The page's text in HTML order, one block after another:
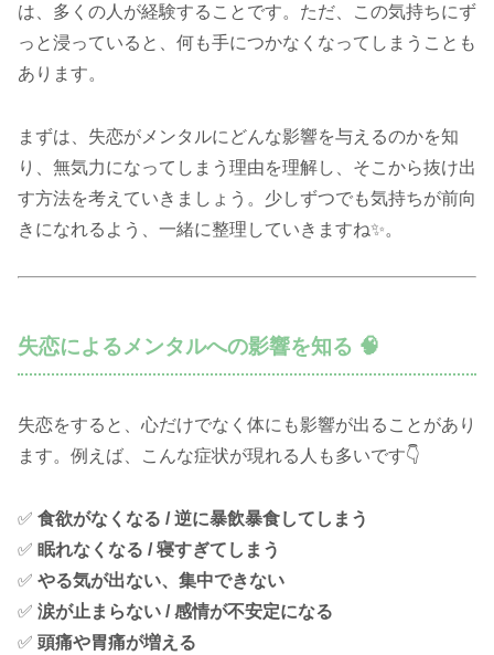
は、多くの人が経験することです。ただ、この気持ちにず
っと浸っていると、何も手につかなくなってしまうことも
あります。
まずは、失恋がメンタルにどんな影響を与えるのかを知
り、無気力になってしまう理由を理解し、そこから抜け出
す方法を考えていきましょう。少しずつでも気持ちが前向
きになれるよう、一緒に整理していきますね✨。
失恋によるメンタルへの影響を知る 🧠
失恋をすると、心だけでなく体にも影響が出ることがあり
ます。例えば、こんな症状が現れる人も多いです👇
✅ 食欲がなくなる / 逆に暴飲暴食してしまう
✅ 眠れなくなる / 寝すぎてしまう
✅ やる気が出ない、集中できない
✅ 涙が止まらない / 感情が不安定になる
✅ 頭痛や胃痛が増える